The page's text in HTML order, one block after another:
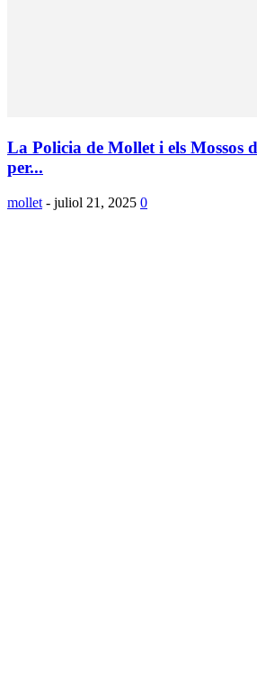
La Policia de Mollet i els Mossos
per...
mollet - juliol 21, 2025 0